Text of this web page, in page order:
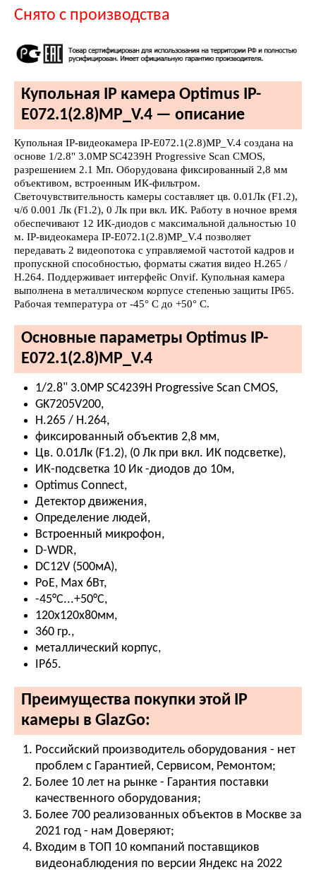
Снято с производства
Купольная IP камера Optimus IP-
E072.1(2.8)MP_V.4 — описание
Купольная IP-видеокамера IP-E072.1(2.8)MP_V.4 создана на
основе 1/2.8" 3.0MP SC4239H Progressive Scan CMOS,
разрешением 2.1 Мп. Оборудована фиксированный 2,8 мм
объективом, встроенным ИК-фильтром.
Светочувствительность камеры составляет цв. 0.01Лк (F1.2),
ч/б 0.001 Лк (F1.2), 0 Лк при вкл. ИК. Работу в ночное время
обеспечивают 12 ИК-диодов с максимальной дальностью 10
м. IP-видеокамера IP-E072.1(2.8)MP_V.4 позволяет
передавать 2 видеопотока с управляемой частотой кадров и
пропускной способностью, форматы сжатия видео H.265 /
H.264. Поддерживает интерфейс Onvif. Купольная камера
выполнена в металлическом корпусе степенью защиты IP65.
Рабочая температура от -45° С до +50° С.
Основные параметры Optimus IP-
E072.1(2.8)MP_V.4
1/2.8" 3.0MP SC4239H Progressive Scan CMOS,
GK7205V200,
H.265 / H.264,
фиксированный объектив 2,8 мм,
Цв. 0.01Лк (F1.2), (0 Лк при вкл. ИК подсветке),
ИК-подсветка 10 Ик -диодов до 10м,
Optimus Connect,
Детектор движения,
Определение людей,
Встроенный микрофон,
D-WDR,
DC12V (500мА),
PoE, Мах 6Вт,
-45°С...+50°С,
120х120х80мм,
360 гр.,
металлический корпус,
IР65.
Преимущества покупки этой IP
камеры в GlazGo:
Российский производитель оборудования - нет
проблем с Гарантией, Сервисом, Ремонтом;
Более 10 лет на рынке - Гарантия поставки
качественного оборудования;
Более 700 реализованных объектов в Москве за
2021 год - нам Доверяют;
Входим в ТОП 10 компаний поставщиков
видеонаблюдения по версии Яндекс на 2022